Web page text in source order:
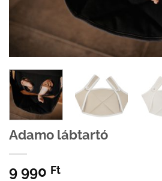
Adamo lábtartó
9 990 Ft